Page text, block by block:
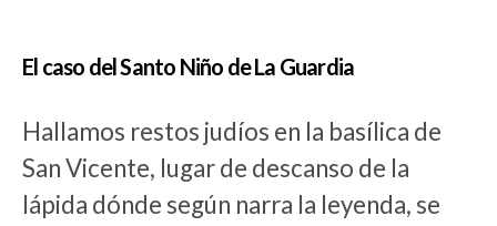
El caso del Santo Niño de La Guardia
Hallamos restos judíos en la basílica de
San Vicente, lugar de descanso de la
lápida dónde según narra la leyenda, se